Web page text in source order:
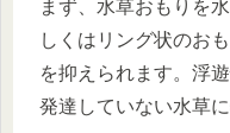
まず、水草おもりを
しくはリング状のお
を抑えられます。浮
発達していない水草